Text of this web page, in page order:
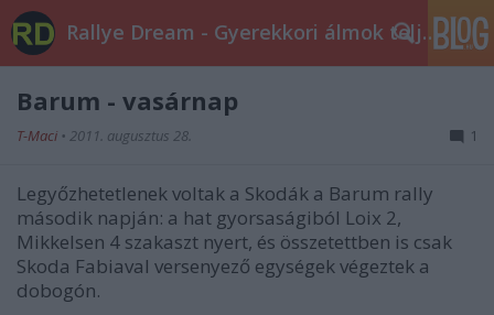
Rallye Dream - Gyerekkori álmok teljesüljetek!
Barum - vasárnap
T-Maci • 2011. augusztus 28. 1
Legyőzhetetlenek voltak a Skodák a Barum rally
második napján: a hat gyorsaságiból Loix 2,
Mikkelsen 4 szakaszt nyert, és összetettben is csak
Skoda Fabiaval versenyező egységek végeztek a
dobogón.